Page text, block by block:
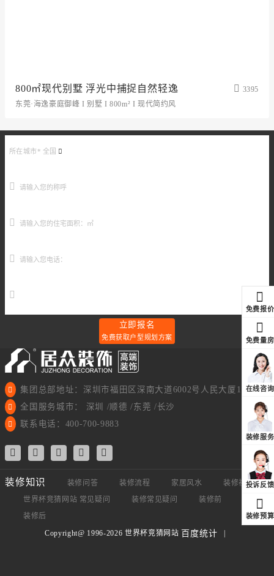
800㎡现代别墅 浮光中捕捉自然轻逸
3395
东莞·海逸豪庭御峰 I 别墅 I 800m² I 现代简约风
所在城市* 全国
元
立即报名
免费获取户型规划方案
免费报价
免费量房
在线咨询
装修服务
投诉反馈
装修预算
集团总部地址：深圳市福田区深南大道6002号人民大厦11楼
全国服务城市： 深圳 /顺德 /东莞 /长沙
联系电话：400-700-9883
装修知识 装修问答 装修流程 家居风水
装修视频
世界杯竞猜网站 常见疑问
装修常见疑问 装修前
装修中
装修后
Copyright@ 1996-2026 世界杯竞猜网站 百度统计 |